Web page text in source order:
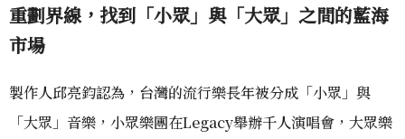
重劃界線，找到「小眾」與「大眾」之間的藍海
市場
製作人邱亮鈞認為，台灣的流行樂長年被分成「小眾」與
「大眾」音樂，小眾樂團在Legacy舉辦千人演唱會，大眾樂